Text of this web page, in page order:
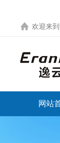
欢迎来到
网站